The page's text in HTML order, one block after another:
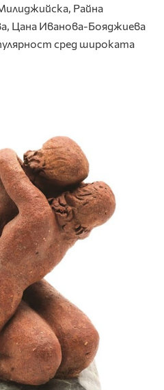
Райна
Цана Иванова-Бояджиева
сред широката